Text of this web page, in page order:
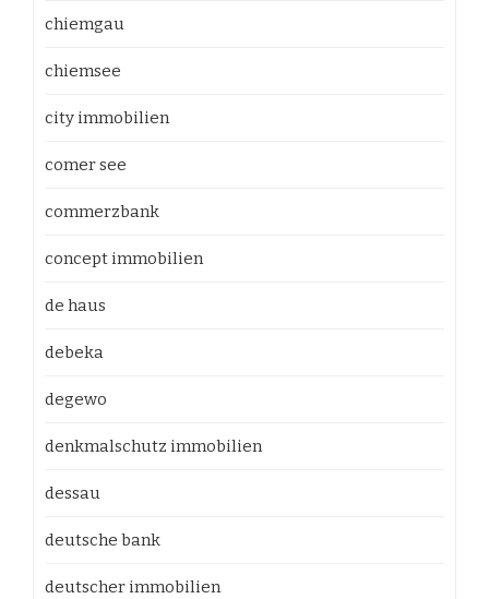
chiemgau
chiemsee
city immobilien
comer see
commerzbank
concept immobilien
de haus
debeka
degewo
denkmalschutz immobilien
dessau
deutsche bank
deutscher immobilien